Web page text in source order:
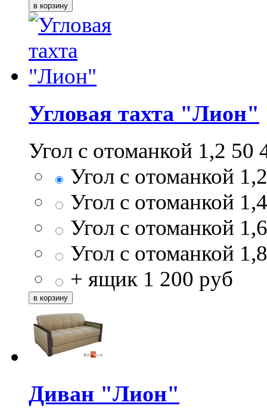
Угловая тахта "Лион"
Угол с отоманкой 1,2 50
Угол с отоманкой 1,2
Угол с отоманкой 1,4
Угол с отоманкой 1,6
Угол с отоманкой 1,8
+ ящик 1 200 руб
Диван "Лион"